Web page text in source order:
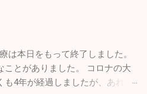
は本日をもって終了しました。
ことがありました。 コロナの大
も4年が経過しましたが、あれか